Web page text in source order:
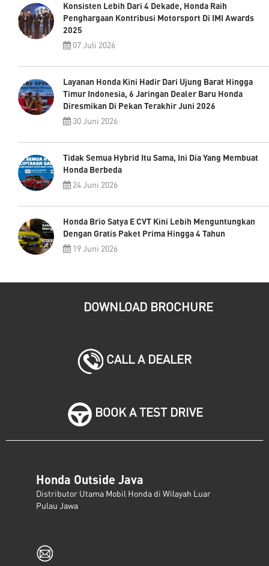
Konsisten Lebih Dari 4 Dekade, Honda Raih
Penghargaan Kontribusi Motorsport Di IMI Awards
2025
07 Juli 2026
Layanan Honda Kini Hadir Dari Ujung Barat Hingga
Timur Indonesia, 6 Jaringan Dealer Baru Honda
Diresmikan Di Pekan Terakhir Juni 2026
30 Juni 2026
Tidak Semua Hybrid Itu Sama, Ini Dia Yang Membuat
Honda Berbeda
24 Juni 2026
Honda Brio Satya E CVT Kini Lebih Menguntungkan
Dengan Gratis Paket Prima Hingga 4 Tahun
19 Juni 2026
DOWNLOAD BROCHURE
CALL A DEALER
BOOK A TEST DRIVE
Honda Outside Java
Distributor Utama Mobil Honda di Wilayah Luar
Pulau Jawa